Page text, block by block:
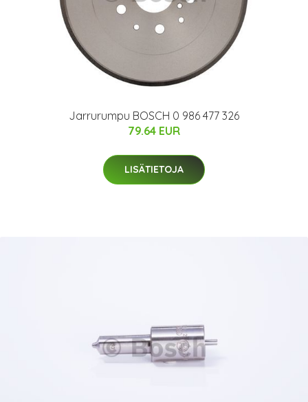
Jarrurumpu BOSCH 0 986 477 326
79.64 EUR
LISÄTIETOJA